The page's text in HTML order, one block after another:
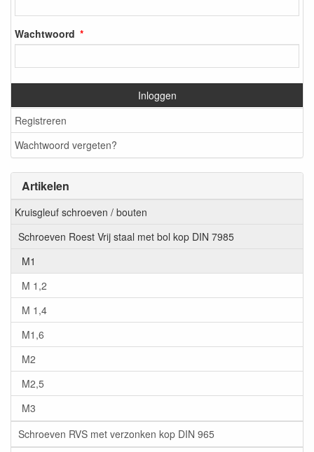
Wachtwoord
Inloggen
Registreren
Wachtwoord vergeten?
Artikelen
Kruisgleuf schroeven / bouten
Schroeven Roest Vrij staal met bol kop DIN 7985
M1
M 1,2
M 1,4
M1,6
M2
M2,5
M3
Schroeven RVS met verzonken kop DIN 965